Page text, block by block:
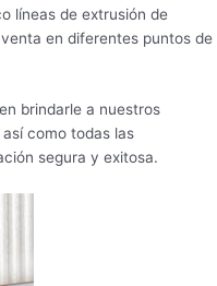
líneas de extrusión de
en diferentes puntos de
brindarle a nuestros
como todas las
segura y exitosa.